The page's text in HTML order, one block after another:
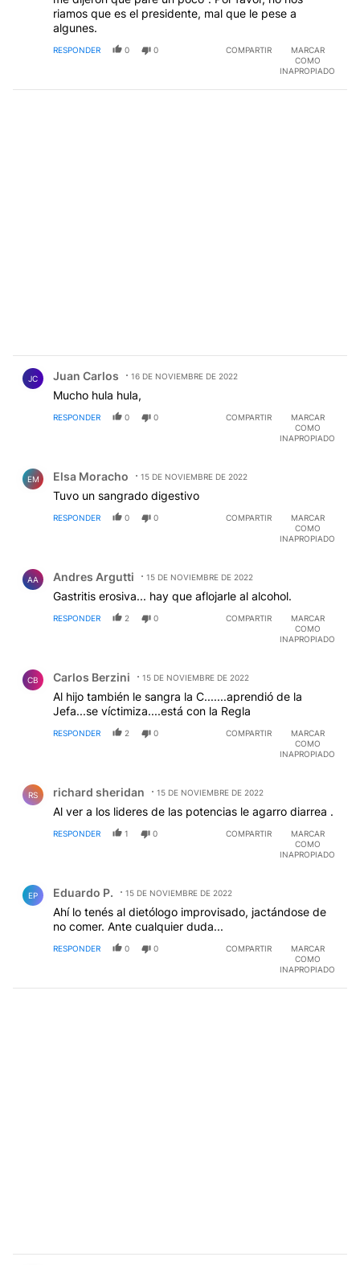
riamos que es el presidente, mal que le pese a
algunes.
RESPONDER 0 0 COMPARTIR
MARCAR
COMO
INAPROPIADO
JC Juan Carlos 16 DE NOVIEMBRE DE 2022
Mucho hula hula,
RESPONDER 0 0 COMPARTIR
MARCAR
COMO
INAPROPIADO
EM Elsa Moracho 15 DE NOVIEMBRE DE 2022
Tuvo un sangrado digestivo
RESPONDER 0 0 COMPARTIR
MARCAR
COMO
INAPROPIADO
AA Andres Argutti 15 DE NOVIEMBRE DE 2022
Gastritis erosiva... hay que aflojarle al alcohol.
RESPONDER 2 0 COMPARTIR
MARCAR
COMO
INAPROPIADO
CB Carlos Berzini 15 DE NOVIEMBRE DE 2022
Al hijo también le sangra la C.......aprendió de la
Jefa...se víctimiza....está con la Regla
RESPONDER 2 0 COMPARTIR
MARCAR
COMO
INAPROPIADO
RS richard sheridan 15 DE NOVIEMBRE DE 2022
Al ver a los lideres de las potencias le agarro diarrea .
RESPONDER 1 0 COMPARTIR
MARCAR
COMO
INAPROPIADO
EP Eduardo P. 15 DE NOVIEMBRE DE 2022
Ahí lo tenés al dietólogo improvisado, jactándose de
no comer. Ante cualquier duda...
RESPONDER 0 0 COMPARTIR
MARCAR
COMO
INAPROPIADO